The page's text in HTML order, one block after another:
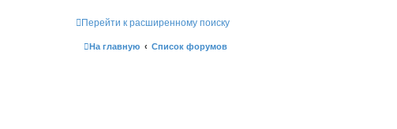
Перейти к расширенному поиску
На главную Список форумов